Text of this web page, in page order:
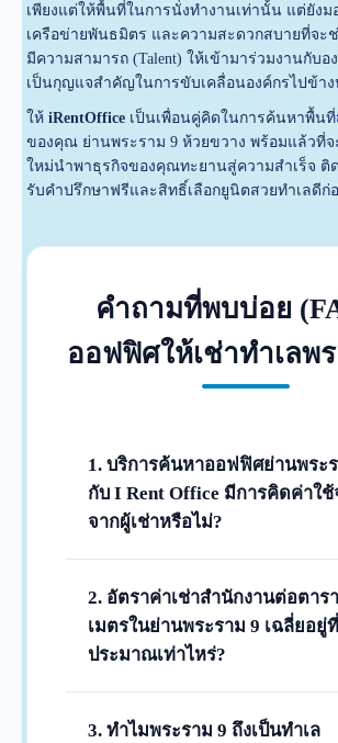
เพียงแต่ให้พื้นที่ในการนั่งทำงานเท่านั้น แต่ยังม
เครือข่ายพันธมิตร และความสะดวกสบายที่จะ
มีความสามารถ (Talent) ให้เข้ามาร่วมงานกับ
เป็นกุญแจสำคัญในการขับเคลื่อนองค์กรไปข้า
ให้iRentOffice เป็นเพื่อนคู่คิดในการค้นหาพื้นที่
ของคุณ ย่านพระราม 9 ห้วยขวาง พร้อมแล้วที่
ใหม่นำพาธุรกิจของคุณทะยานสู่ความสำเร็จ ติ
รับคำปรึกษาฟรีและสิทธิ์เลือกยูนิตสวยทำเลดีก่
คำถามที่พบบ่อย
ออฟฟิศให้เช่าทำเลพ
1. บริการค้นหาออฟฟิศย่านพระ
กับ I Rent Office มีการคิดค่าใช้
จากผู้เช่าหรือไม่?
ไม่มีการคิดค่าใช้จ่ายใดๆ จากผู้เช่า
ให้บริการจัดหา ให้ข้อมูลพื้นที่ว่างขอ
แนะนำทำเล และประสานงานพาเข้
ที่จริงในทำเลพระราม 9 และรัชดาภิ
2. อัตราค่าเช่าสำนักงานต่อตาร
เมตรในย่านพระราม 9 เฉลี่ยอยู่ที่
ประมาณเท่าไหร่?
อัตราค่าเช่าในย่านพระราม 9-รัชด
อยู่กับเกรดของอาคารและทำเลเป็น
3. ทำไมพระราม 9 ถึงเป็นทำเล